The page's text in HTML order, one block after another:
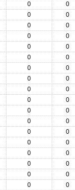
0 0
0 0
0 0
0 0
0 0
0 0
0 0
0 0
0 0
0 0
0 0
0 0
0 0
0 0
0 0
0 0
0 0
0 0